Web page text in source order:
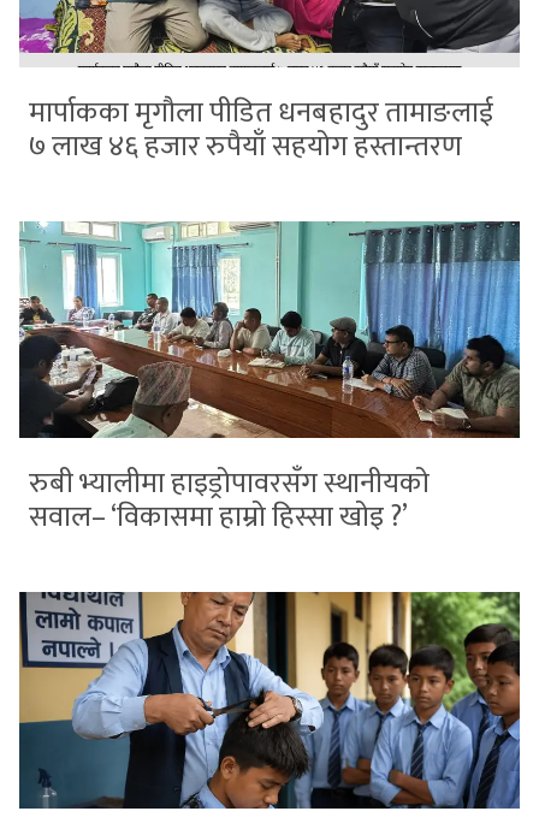
मार्पाकका मृगौला पीडित धनबहादुर तामाङलाई
७ लाख ४६ हजार रुपैयाँ सहयोग हस्तान्तरण
रुबी भ्यालीमा हाइड्रोपावरसँग स्थानीयको
सवाल– ‘विकासमा हाम्रो हिस्सा खोइ ?’